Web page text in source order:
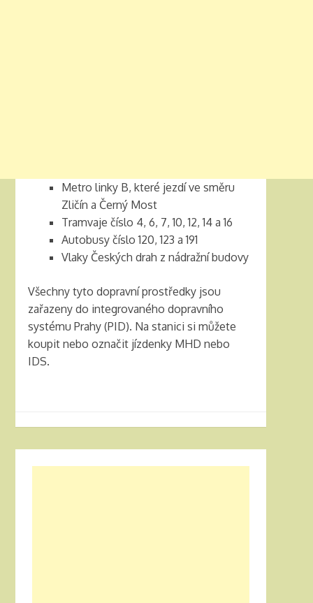
Metro linky B, které jezdí ve směru
Zličín a Černý Most
Tramvaje číslo 4, 6, 7, 10, 12, 14 a 16
Autobusy číslo 120, 123 a 191
Vlaky Českých drah z nádražní budovy
Všechny tyto dopravní prostředky jsou
zařazeny do integrovaného dopravního
systému Prahy (PID). Na stanici si můžete
koupit nebo označit jízdenky MHD nebo
IDS.